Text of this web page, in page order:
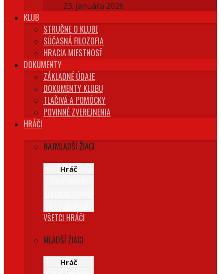
23. januára 2026
KLUB
STRUČNE O KLUBE
SÚČASNÁ FILOZOFIA
HRACIA MIESTNOSŤ
DOKUMENTY
ZÁKLADNÉ ÚDAJE
DOKUMENTY KLUBU
TLAČIVÁ A POMÔCKY
POVINNÉ ZVEREJNENIA
HRÁČI
NAJMLADŠÍ ŽIACI
Hráč
VŠETCI HRÁČI
MLADŠÍ ŽIACI
Hráč